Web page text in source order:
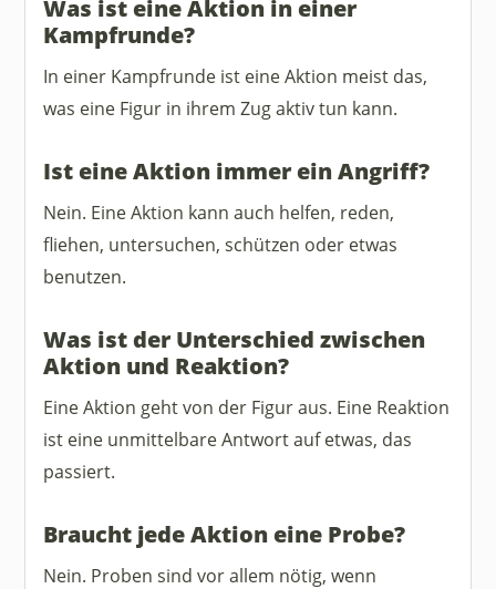
Was ist eine Aktion in einer
Kampfrunde?
In einer Kampfrunde ist eine Aktion meist das,
was eine Figur in ihrem Zug aktiv tun kann.
Ist eine Aktion immer ein Angriff?
Nein. Eine Aktion kann auch helfen, reden,
fliehen, untersuchen, schützen oder etwas
benutzen.
Was ist der Unterschied zwischen
Aktion und Reaktion?
Eine Aktion geht von der Figur aus. Eine Reaktion
ist eine unmittelbare Antwort auf etwas, das
passiert.
Braucht jede Aktion eine Probe?
Nein. Proben sind vor allem nötig, wenn